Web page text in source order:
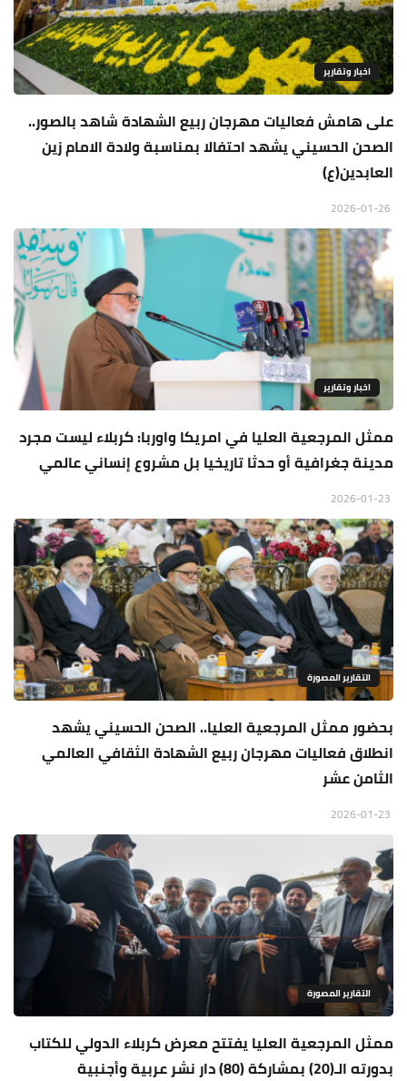
اخبار وتقارير
على هامش فعاليات مهرجان ربيع الشهادة شاهد بالصور..
الصحن الحسيني يشهد احتفالا بمناسبة ولادة الامام زين
العابدين(ع)
اخبار وتقارير
ممثل المرجعية العليا في امريكا واوربا: كربلاء ليست مجرد
مدينة جغرافية أو حدثا تاريخيا بل مشروع إنساني عالمي
التقارير المصورة
بحضور ممثل المرجعية العليا.. الصحن الحسيني يشهد
انطلاق فعاليات مهرجان ربيع الشهادة الثقافي العالمي
الثامن عشر
التقارير المصورة
ممثل المرجعية العليا يفتتح معرض كربلاء الدولي للكتاب
بدورته الـ(20) بمشاركة (80) دار نشر عربية وأجنبية